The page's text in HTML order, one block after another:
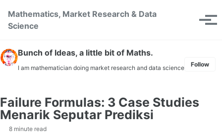
Mathematics, Market Research & Data
Science
Toggle
Bunch of Ideas, a little bit of Maths.
I am mathematician doing market research and data science Follow
Failure Formulas: 3 Case Studies
Menarik Seputar Prediksi
8 minute read